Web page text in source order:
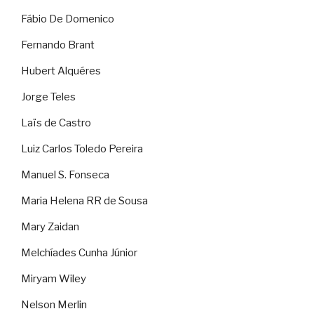
Fábio De Domenico
Fernando Brant
Hubert Alquéres
Jorge Teles
Laïs de Castro
Luiz Carlos Toledo Pereira
Manuel S. Fonseca
Maria Helena RR de Sousa
Mary Zaidan
Melchíades Cunha Júnior
Miryam Wiley
Nelson Merlin